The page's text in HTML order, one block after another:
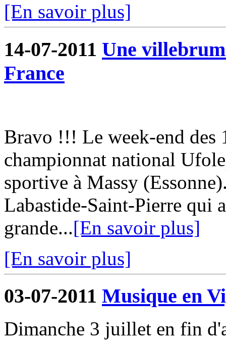
[En savoir plus]
14-07-2011 Une
France
Bravo !!! Le week-end des
championnat national
sportive à Massy
Labastide-Saint-Pierre qui
grande...[En savoir plus]
[En savoir plus]
03-07-2011 Musique en
Dimanche 3 juillet en fin